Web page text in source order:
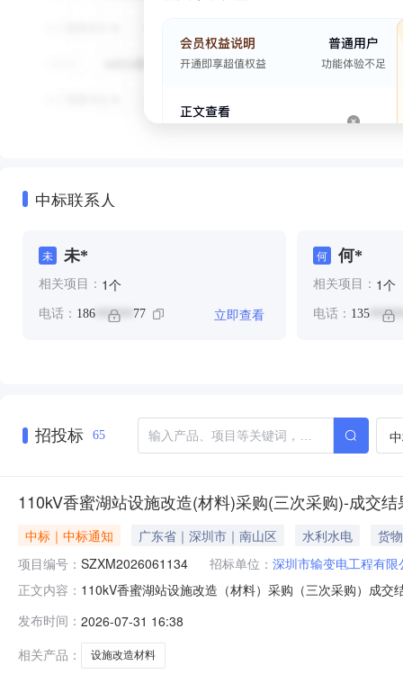
中标联系人
未 未*
相关项目： 1个
电话： 186 ****** 77 立即查看
何 何*
相关项目： 1个
电话： 135
招投标 65
110kV香蜜湖站设施改造(材料)采购(三次采购)-成交结
中标｜中标通知 广东省｜深圳市｜南山区 水利水电
货物
项目编号： SZXM2026061134 招标单位： 深圳市输变电工程有限
正文内容： 110kV香蜜湖站设施改造（材料）采购（三次采购）成
料）采购（三次采购）/广东久盛电力科技有限公司
额，一次性
发布时间： 2026-07-31 16:38
相关产品：
设施改造材料